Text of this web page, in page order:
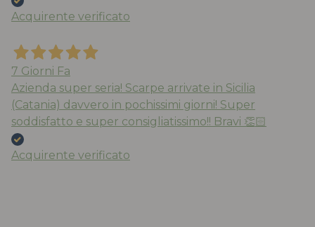
Acquirente verificato
7 Giorni Fa
Azienda super seria! Scarpe arrivate in Sicilia
(Catania) davvero in pochissimi giorni! Super
soddisfatto e super consigliatissimo!! Bravi 👏🏻
Acquirente verificato